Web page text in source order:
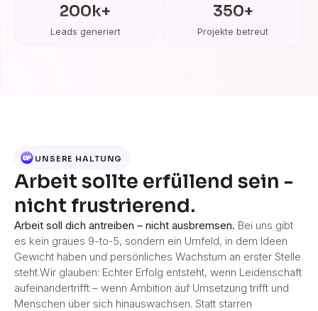
200k+
Leads generiert
350+
Projekte betreut
UNSERE HALTUNG
Arbeit sollte erfüllend sein -
nicht frustrierend.
Arbeit soll dich antreiben – nicht ausbremsen. Bei uns gibt
es kein graues 9-to-5, sondern ein Umfeld, in dem Ideen
Gewicht haben und persönliches Wachstum an erster Stelle
steht.Wir glauben: Echter Erfolg entsteht, wenn Leidenschaft
aufeinandertrifft – wenn Ambition auf Umsetzung trifft und
Menschen über sich hinauswachsen. Statt starren